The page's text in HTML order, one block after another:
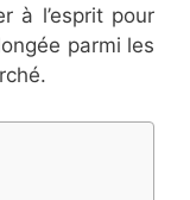
à l’esprit pour
parmi les